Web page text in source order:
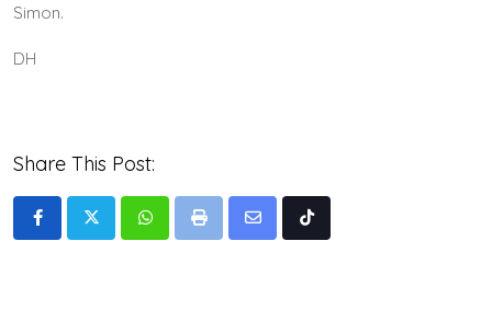
Simon.
DH
Share This Post:
WhatsappPrint
Share
Tiktok